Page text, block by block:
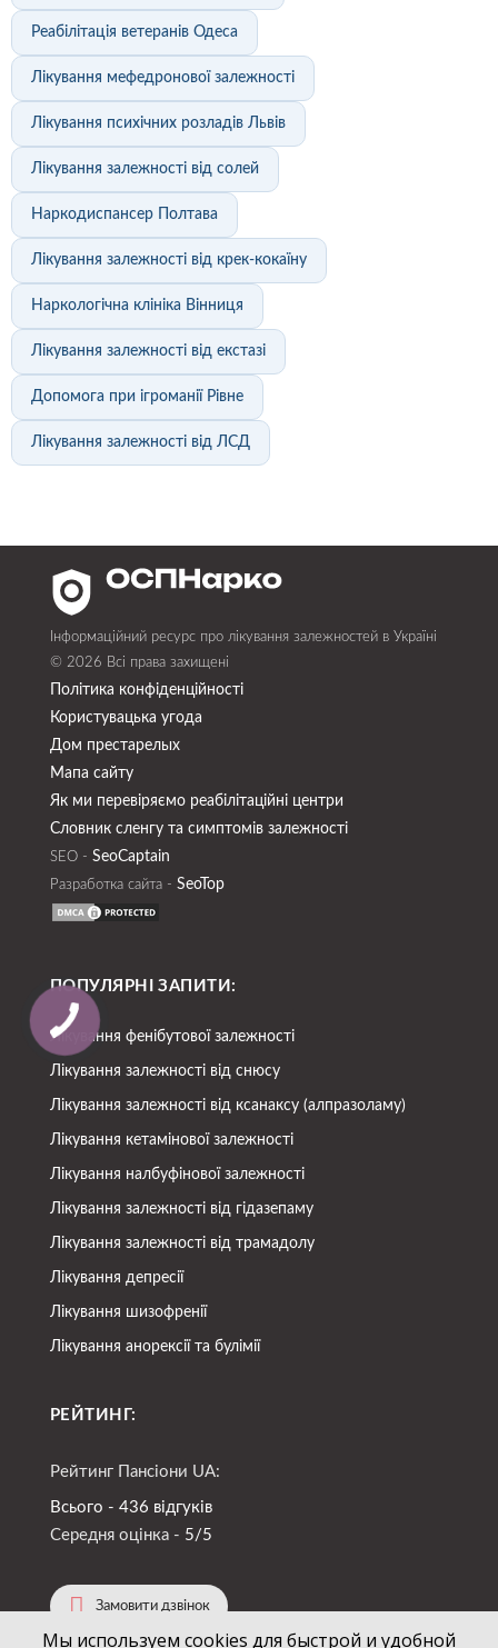
Реабілітація ветеранів Одеса
Лікування мефедронової залежності
Лікування психічних розладів Львів
Лікування залежності від солей
Наркодиспансер Полтава
Лікування залежності від крек-кокаїну
Наркологічна клініка Вінниця
Лікування залежності від екстазі
Допомога при ігроманії Рівне
Лікування залежності від ЛСД
Інформаційний ресурс про лікування залежностей в Україні
© 2026 Всі права захищені
Політика конфіденційності
Користувацька угода
Дом престарелых
Мапа сайту
Як ми перевіряємо реабілітаційні центри
Словник сленгу та симптомів залежності
SEO - SeoСaptain
Разработка сайта - SeoTop
ПОПУЛЯРНІ ЗАПИТИ:
Лікування фенібутової залежності
Лікування залежності від снюсу
Лікування залежності від ксанаксу (алпразоламу)
Лікування кетамінової залежності
Лікування налбуфінової залежності
Лікування залежності від гідазепаму
Лікування залежності від трамадолу
Лікування депресії
Лікування шизофренії
Лікування анорексії та булімії
РЕЙТИНГ:
Рейтинг Пансіони UA:
Всього - 436 відгуків
Середня оцінка - 5/5
Замовити дзвінок
Мы используем cookies для быстрой и удобной